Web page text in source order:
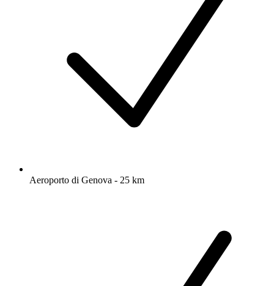
Aeroporto di Genova - 25 km